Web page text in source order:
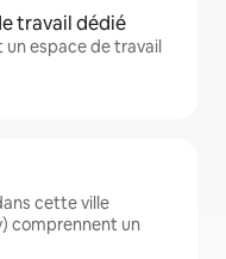
travail dédié
espace de travail
cette ville
comprennent un